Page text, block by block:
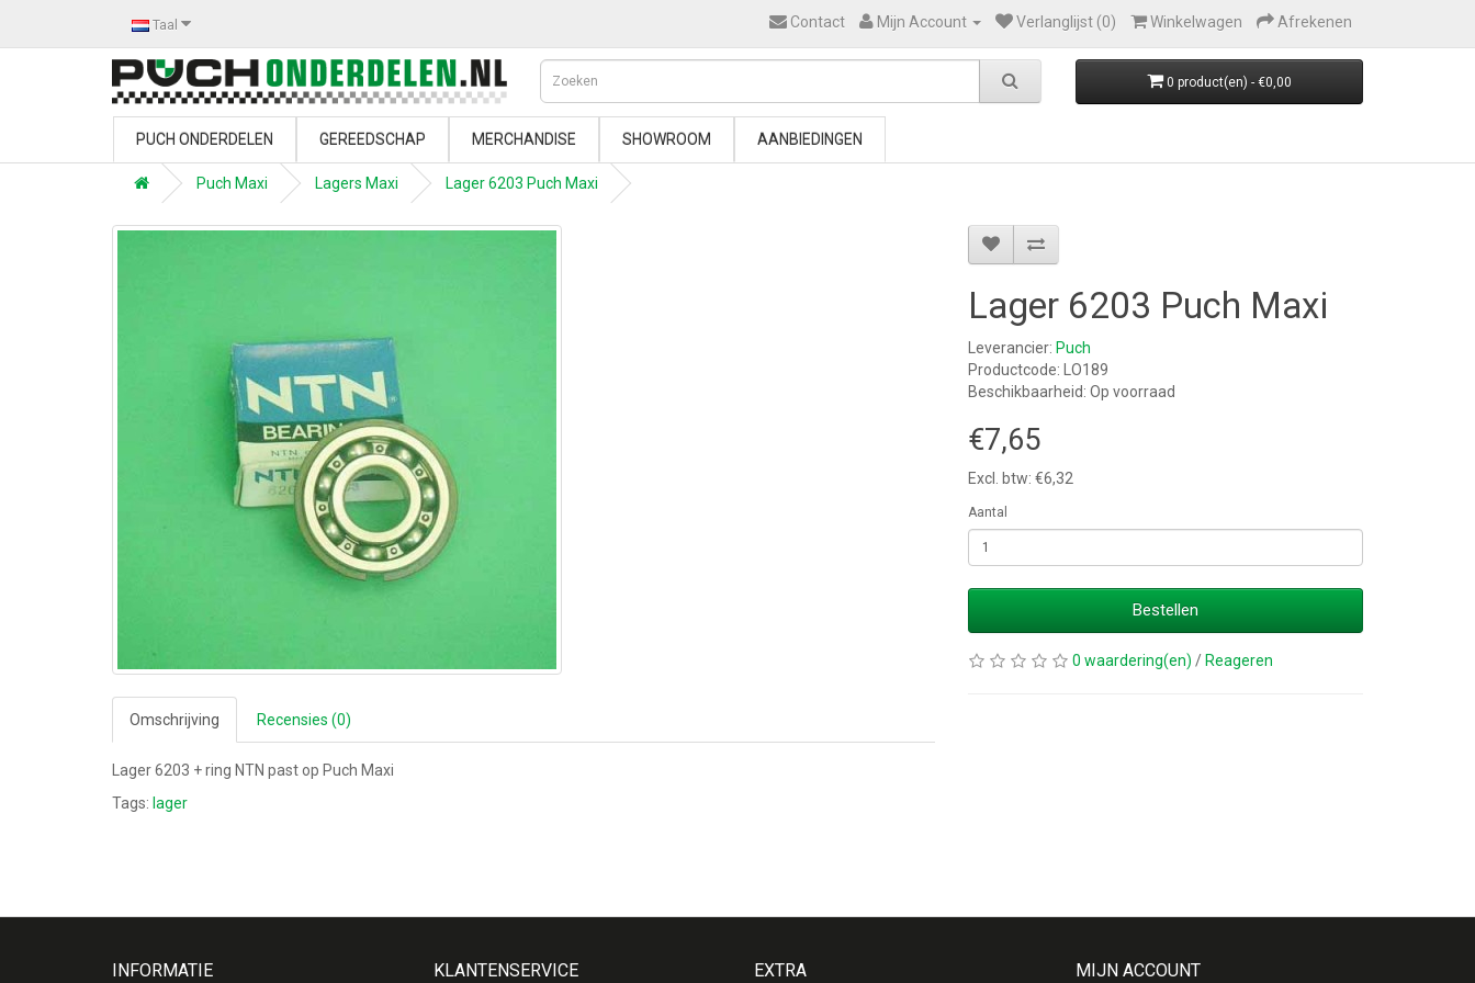
Taal Contact Mijn Account Verlanglijst (0) Winkelwagen Afrekenen
0 product(en) - €0,00
PUCH ONDERDELEN GEREEDSCHAP MERCHANDISE SHOWROOM AANBIEDINGEN
Puch Maxi Lagers Maxi Lager 6203 Puch Maxi
Omschrijving Recensies (0)
Lager 6203 + ring NTN past op Puch Maxi
Lager 6203 Puch Maxi
Leverancier: Puch
Productcode: LO189
Beschikbaarheid: Op voorraad
€7,65
Excl. btw: €6,32
Aantal
Bestellen
0 waardering(en) / Reageren
Tags: lager
INFORMATIE KLANTENSERVICE EXTRA MIJN ACCOUNT